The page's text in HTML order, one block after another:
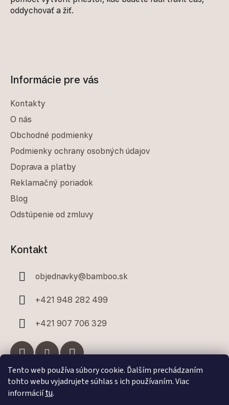
Tento web používa súbory cookie. Ďalším prechádzaním
tohto webu vyjadrujete súhlas s ich používaním. Viac
informáciítu.
oddychovať a žiť.
Informácie pre vás
Kontakty
O nás
Obchodné podmienky
Podmienky ochrany osobných údajov
Doprava a platby
Reklamačný poriadok
Blog
Odstúpenie od zmluvy
Kontakt
objednavky@bamboo.sk
+421 948 282 499
+421 907 706 329
Facebook